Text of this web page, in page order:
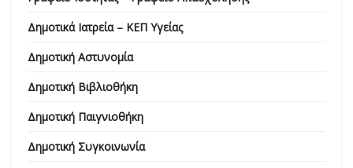
Δημοτικά Ιατρεία – ΚΕΠ Υγείας
Δημοτική Αστυνομία
Δημοτική Βιβλιοθήκη
Δημοτική Παιγνιοθήκη
Δημοτική Συγκοινωνία